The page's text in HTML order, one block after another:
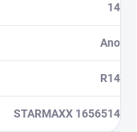
14
Ano
R14
STARMAXX 1656514